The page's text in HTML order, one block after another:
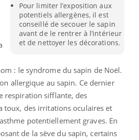
Pour limiter l’exposition aux
potentiels allergènes, il est
conseillé de secouer le sapin
avant de le rentrer à l’intérieur
et de nettoyer les décorations.
: le syndrome du sapin de Noël.
allergique au sapin. Ce dernier
respiration sifflante, des
toux, des irritations oculaires et
potentiellement graves. En
de la sève du sapin, certains